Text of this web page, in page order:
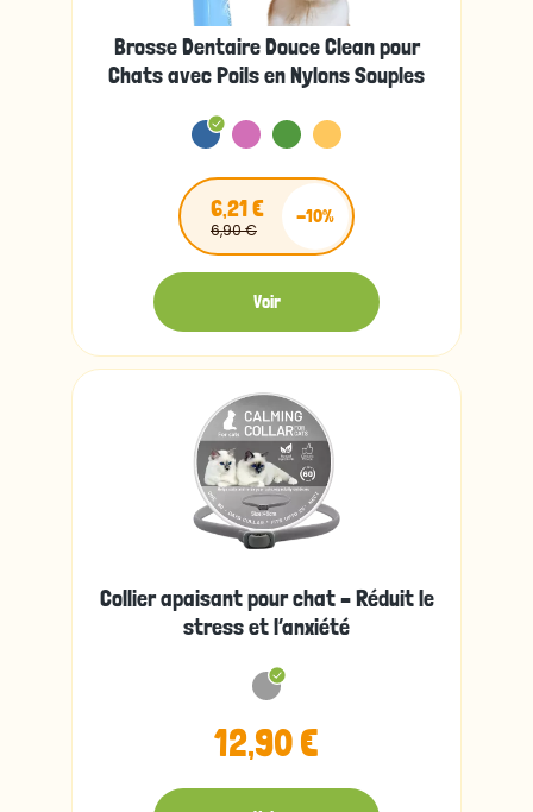
Brosse Dentaire Douce Clean pour
Chats avec Poils en Nylons Souples
6,21 €
6,90 €
-10%
Voir
Collier apaisant pour chat – Réduit le
stress et l’anxiété
12,90 €